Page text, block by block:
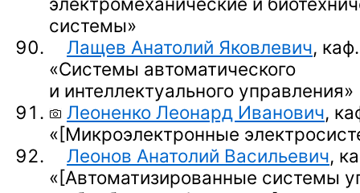
системы»
Лащев Анатолий Яковлевич,
«Системы автоматического
и интеллектуального управления»
Леоненко Леонард Иванович,
«[Микроэлектронные
Леонов Анатолий Васильевич,
«[Автоматизированные системы